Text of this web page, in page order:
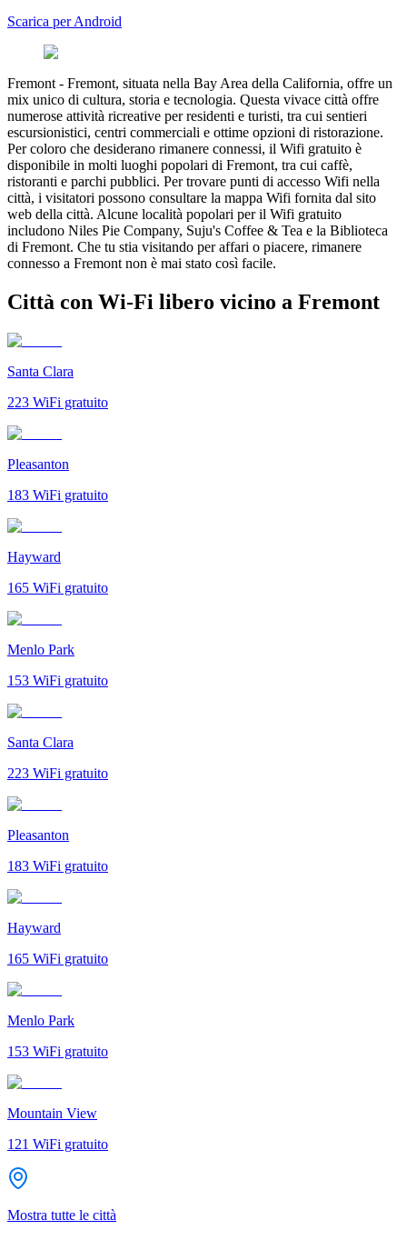
Scarica per Android
Fremont - Fremont, situata nella Bay Area della California, offre un
mix unico di cultura, storia e tecnologia. Questa vivace città offre
numerose attività ricreative per residenti e turisti, tra cui sentieri
escursionistici, centri commerciali e ottime opzioni di ristorazione.
Per coloro che desiderano rimanere connessi, il Wifi gratuito è
disponibile in molti luoghi popolari di Fremont, tra cui caffè,
ristoranti e parchi pubblici. Per trovare punti di accesso Wifi nella
città, i visitatori possono consultare la mappa Wifi fornita dal sito
web della città. Alcune località popolari per il Wifi gratuito
includono Niles Pie Company, Suju's Coffee & Tea e la Biblioteca
di Fremont. Che tu stia visitando per affari o piacere, rimanere
connesso a Fremont non è mai stato così facile.
Città con Wi-Fi libero vicino a Fremont
Santa Clara
223 WiFi gratuito
Pleasanton
183 WiFi gratuito
Hayward
165 WiFi gratuito
Menlo Park
153 WiFi gratuito
Santa Clara
223 WiFi gratuito
Pleasanton
183 WiFi gratuito
Hayward
165 WiFi gratuito
Menlo Park
153 WiFi gratuito
Mountain View
121 WiFi gratuito
Mostra tutte le città